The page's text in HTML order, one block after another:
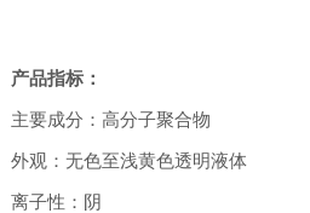
产品指标：
主要成分：高分子聚合物
外观：无色至浅黄色透明液体
离子性：阴